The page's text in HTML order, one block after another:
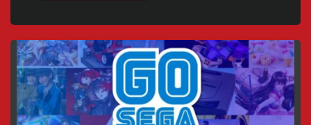
Music
Collection
[1992